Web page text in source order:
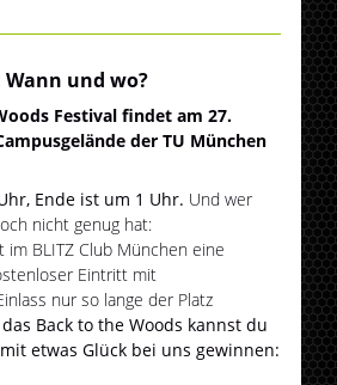
Wann und wo?
Festival findet am 27.
der TU München
Ende ist um 1 Uhr. Und wer
nicht genug hat:
im BLITZ Club München eine
Eintritt mit
nur so lange der Platz
Back to the Woods kannst du
etwas Glück bei uns gewinnen: